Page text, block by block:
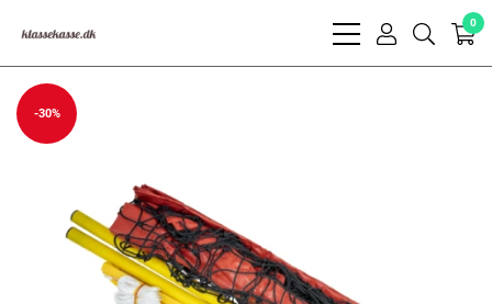
bars
user
search
0
-30%